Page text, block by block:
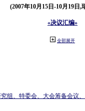
(2007年10月15日-10月19日,
«决议汇编»
全部展开
组、特委会、大会筹备会议